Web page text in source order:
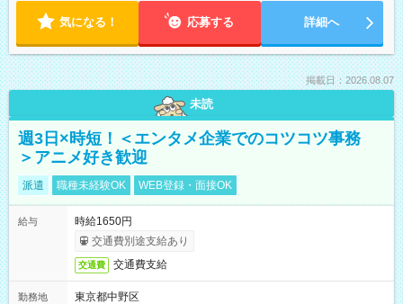
気になる！ 応募する 詳細へ
掲載日：2026.08.07
未読
週3日×時短！＜エンタメ企業でのコツコツ事務
＞アニメ好き歓迎
派遣 職種未経験OK WEB登録・面接OK
給与
時給1650円
交通費別途支給あり
交通費 交通費支給
勤務地
東京都中野区